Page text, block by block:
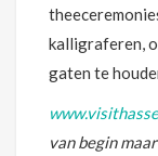
kalligraferen,
gaten te
van begin